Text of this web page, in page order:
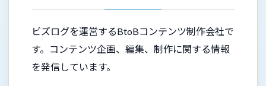
ビズログを運営するBtoBコンテンツ制作会社で
す。コンテンツ企画、編集、制作に関する情報
を発信しています。